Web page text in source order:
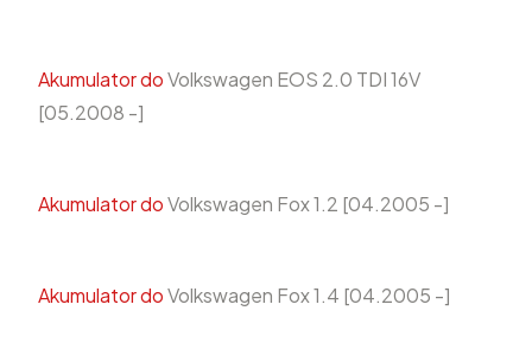
Akumulator doVolkswagen EOS 2.0 TDI 16V
[05.2008 -]
Akumulator doVolkswagen Fox 1.2 [04.2005 -]
Akumulator doVolkswagen Fox 1.4 [04.2005 -]